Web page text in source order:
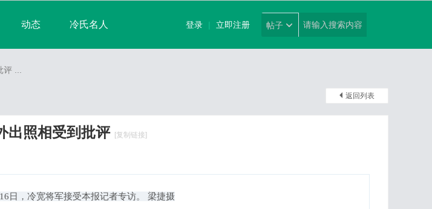
动态 冷氏名人 帖子
登录 | 立即注册
...
返回列表
出照相受到批评 [复制链接]
日，冷宽将军接受本报记者专访。 梁捷摄